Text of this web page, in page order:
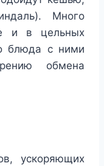
Много
и в цельных
блюда с ними
обмена
ускоряющих